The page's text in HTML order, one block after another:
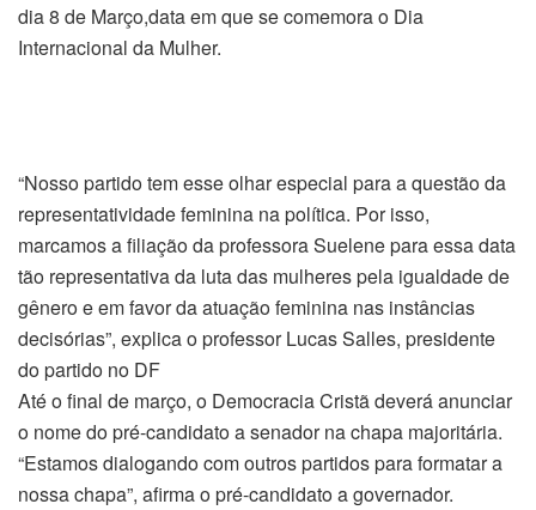
dia 8 de Março,data em que se comemora o Dia
Internacional da Mulher.
“Nosso partido tem esse olhar especial para a questão da
representatividade feminina na política. Por isso,
marcamos a filiação da professora Suelene para essa data
tão representativa da luta das mulheres pela igualdade de
gênero e em favor da atuação feminina nas instâncias
decisórias”, explica o professor Lucas Salles, presidente
do partido no DF
Até o final de março, o Democracia Cristã deverá anunciar
o nome do pré-candidato a senador na chapa majoritária.
“Estamos dialogando com outros partidos para formatar a
nossa chapa”, afirma o pré-candidato a governador.